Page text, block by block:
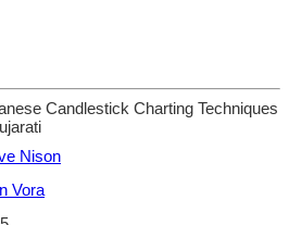
Candlestick Charting Techniques
Nison
Vora